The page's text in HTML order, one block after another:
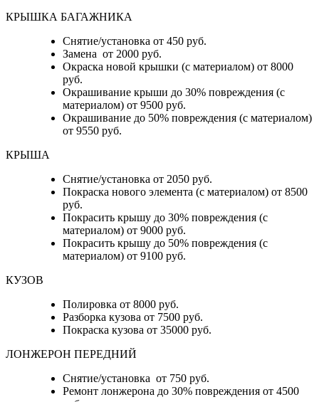
КРЫШКА БАГАЖНИКА
Снятие/установка от 450 руб.
Замена от 2000 руб.
Окраска новой крышки (с материалом) от 8000
руб.
Окрашивание крыши до 30% повреждения (с
материалом) от 9500 руб.
Окрашивание до 50% повреждения (с материалом)
от 9550 руб.
КРЫША
Снятие/установка от 2050 руб.
Покраска нового элемента (с материалом) от 8500
руб.
Покрасить крышу до 30% повреждения (с
материалом) от 9000 руб.
Покрасить крышу до 50% повреждения (с
материалом) от 9100 руб.
КУЗОВ
Полировка от 8000 руб.
Разборка кузова от 7500 руб.
Покраска кузова от 35000 руб.
ЛОНЖЕРОН ПЕРЕДНИЙ
Снятие/установка от 750 руб.
Ремонт лонжерона до 30% повреждения от 4500